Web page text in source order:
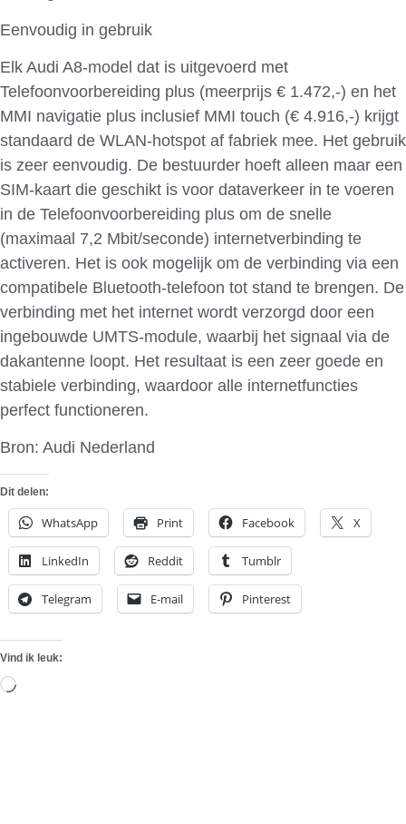
Eenvoudig in gebruik
Elk Audi A8-model dat is uitgevoerd met
Telefoonvoorbereiding plus (meerprijs € 1.472,-) en het
MMI navigatie plus inclusief MMI touch (€ 4.916,-) krijgt
standaard de WLAN-hotspot af fabriek mee. Het gebruik
is zeer eenvoudig. De bestuurder hoeft alleen maar een
SIM-kaart die geschikt is voor dataverkeer in te voeren
in de Telefoonvoorbereiding plus om de snelle
(maximaal 7,2 Mbit/seconde) internetverbinding te
activeren. Het is ook mogelijk om de verbinding via een
compatibele Bluetooth-telefoon tot stand te brengen. De
verbinding met het internet wordt verzorgd door een
ingebouwde UMTS-module, waarbij het signaal via de
dakantenne loopt. Het resultaat is een zeer goede en
stabiele verbinding, waardoor alle internetfuncties
perfect functioneren.
Bron: Audi Nederland
Dit delen:
WhatsApp Print Facebook X
LinkedIn Reddit Tumblr
Telegram E-mail Pinterest
Vind ik leuk:
Aan